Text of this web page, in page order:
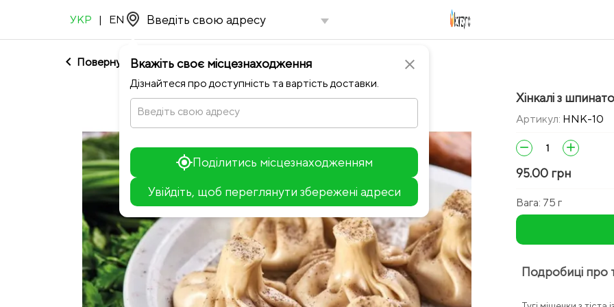
УКР | EN
close
Вкажіть своє місцезнаходження
Дізнайтеся про доступність та вартість доставки.
Введіть свою адресу
Поділитись місцезнаходженням
Увійдіть, щоб переглянути збережені адреси
+
−
chevron_left Повернутися до Хінкальня
Хінкалі з
Артикул: HNK-10
remove add
95.00 грн
Вага: 75 г
Подробиці про